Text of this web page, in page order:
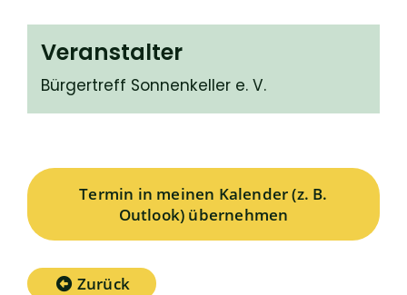
Veranstalter
Bürgertreff Sonnenkeller e. V.
Termin in meinen Kalender (z. B.
Outlook) übernehmen
Zurück